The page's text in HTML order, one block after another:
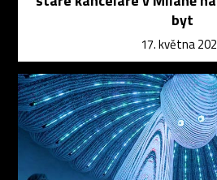
byt
17. května